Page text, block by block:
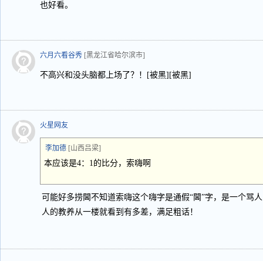
也好看。
六月六看谷秀 [黑龙江省哈尔滨市]
不高兴和没头脑都上场了？！[被黑][被黑]
火星网友
李加德 [山西吕梁]
本应该是4：1的比分，索嗨啊
可能好多捞閪不知道索嗨这个嗨字是通假“閪”字，是一个骂
人的教养从一楼就看到有多差，满足粗话！